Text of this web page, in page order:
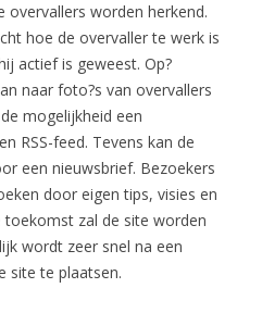
worden herkend.
hoe de overvaller te werk is
actief is geweest. Op?
naar foto?s van overvallers
mogelijkheid een
RSS-feed. Tevens kan de
een nieuwsbrief. Bezoekers
door eigen tips, visies en
toekomst zal de site worden
wordt zeer snel na een
site te plaatsen.